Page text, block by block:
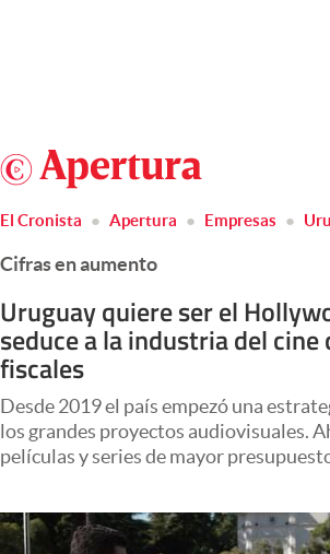
Members
Economía y Política
Finanzas y Mercados
Negocios
Columnistas
Otras secciones
Apertura
Clase
El Cronista Apertura Empresas
Cifras en aumento
Uruguay quiere ser el
seduce a la industria del
fiscales
Desde 2019 el país empezó una
los grandes proyectos audiovisuales.
películas y series de mayor